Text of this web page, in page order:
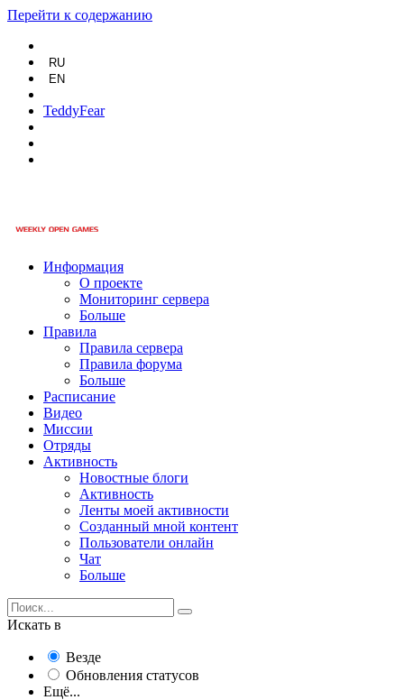
Перейти к содержанию
RU
EN
TeddyFear
Информация
О проекте
Мониторинг сервера
Больше
Правила
Правила сервера
Правила форума
Больше
Расписание
Видео
Миссии
Отряды
Активность
Новостные блоги
Активность
Ленты моей активности
Созданный мной контент
Пользователи онлайн
Чат
Больше
Искать в
Везде
Обновления статусов
Ещё...